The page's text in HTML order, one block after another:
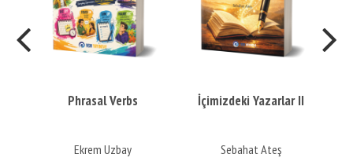
Phrasal Verbs
Ekrem Uzbay
İçimizdeki Yazarlar II
Sebahat Ateş